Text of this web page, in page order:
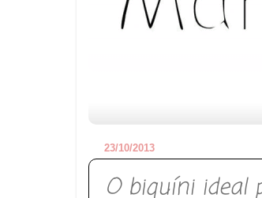
23/10/2013
O biquíni ideal